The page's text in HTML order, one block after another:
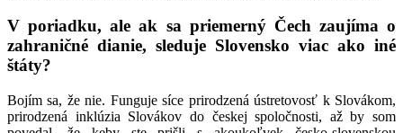
V poriadku, ale ak sa priemerný Čech zaujíma o
zahraničné dianie, sleduje Slovensko viac ako iné
štáty?
Bojím sa, že nie. Funguje síce prirodzená ústretovosť k Slovákom,
prirodzená inklúzia Slovákov do českej spoločnosti, až by som